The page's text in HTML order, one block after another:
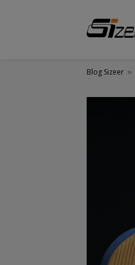
Blog Sizeer »